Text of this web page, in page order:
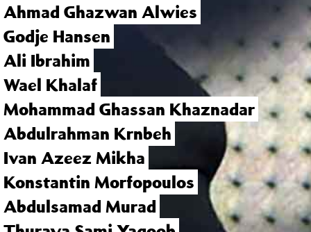
Ahmad Ghazwan Alwies
Godje Hansen
Ali Ibrahim
Wael Khalaf
Mohammad Ghassan Khaznadar
Abdulrahman Krnbeh
Ivan Azeez Mikha
Konstantin Morfopoulos
Abdulsamad Murad